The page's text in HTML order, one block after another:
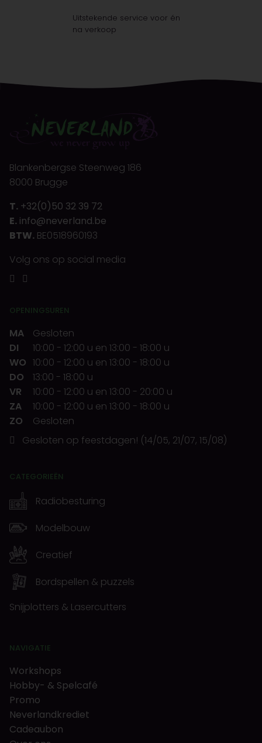
Uitstekende service voor én
na verkoop
Blankenbergse Steenweg 186
8000 Brugge
T. +32(0)50 32 39 72
E. info@neverland.be
BTW. BE0518960193
Volg ons op social media
OPENINGSUREN
MA
Gesloten
DI
10:00 - 12:00 u en 13:00 - 18:00 u
WO 10:00 - 12:00 u en 13:00 - 18:00 u
DO
13:00 - 18:00 u
VR
10:00 - 12:00 u en 13:00 - 20:00 u
ZA
10:00 - 12:00 u en 13:00 - 18:00 u
ZO
Gesloten
Gesloten op feestdagen! (14/05, 21/07, 15/08)
CATEGORIEËN
Radiobesturing
Modelbouw
Creatief
Bordspellen & puzzels
Snijplotters & Lasercutters
NAVIGATIE
Workshops
Hobby- & Spelcafé
Promo
Neverlandkrediet
Cadeaubon